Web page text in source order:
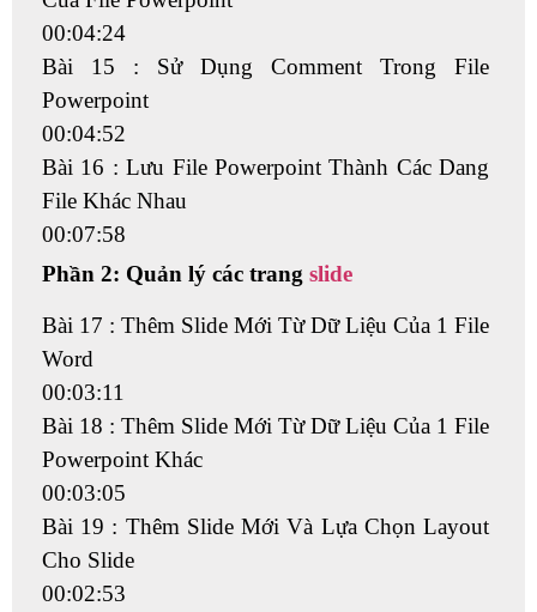
00:04:24
Bài 15 : Sử Dụng Comment Trong File
Powerpoint
00:04:52
Bài 16 : Lưu File Powerpoint Thành Các Dang
File Khác Nhau
00:07:58
Phần 2: Quản lý các trang slide
Bài 17 : Thêm Slide Mới Từ Dữ Liệu Của 1 File
Word
00:03:11
Bài 18 : Thêm Slide Mới Từ Dữ Liệu Của 1 File
Powerpoint Khác
00:03:05
Bài 19 : Thêm Slide Mới Và Lựa Chọn Layout
Cho Slide
00:02:53